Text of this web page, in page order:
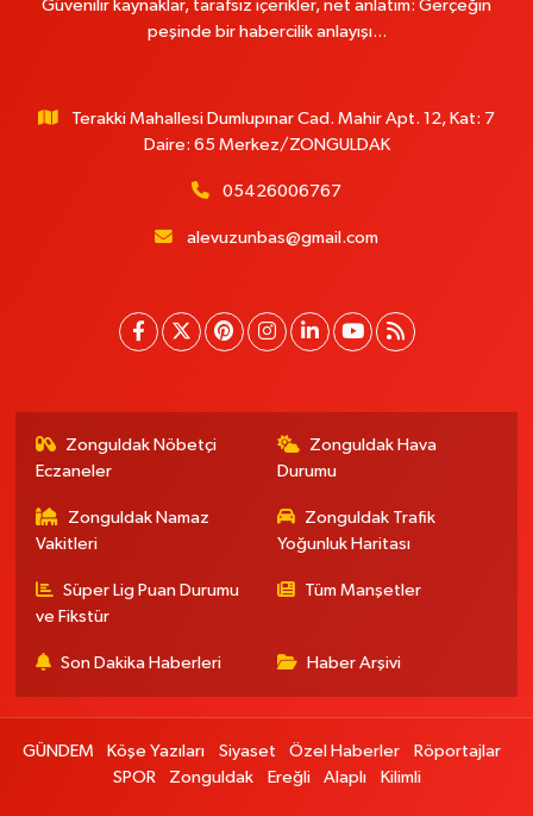
Güvenilir kaynaklar, tarafsız içerikler, net anlatım: Gerçeğin
peşinde bir habercilik anlayışı...
Terakki Mahallesi Dumlupınar Cad. Mahir Apt. 12, Kat: 7
Daire: 65 Merkez/ZONGULDAK
05426006767
alevuzunbas@gmail.com
Zonguldak Nöbetçi
Eczaneler
Zonguldak Hava
Durumu
Zonguldak Namaz
Vakitleri
Zonguldak Trafik
Yoğunluk Haritası
Süper Lig Puan Durumu
ve Fikstür
Tüm Manşetler
Son Dakika Haberleri Haber Arşivi
GÜNDEM Köşe Yazıları Siyaset Özel Haberler
Röportajlar
SPOR
Zonguldak Ereğli Alaplı Kilimli